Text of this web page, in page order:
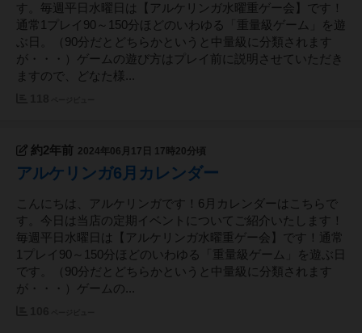
す。毎週平日水曜日は【アルケリンガ水曜重ゲー会】です！
通常1プレイ90～150分ほどのいわゆる「重量級ゲーム」を遊
ぶ日。（90分だとどちらかというと中量級に分類されます
が・・・）ゲームの遊び方はプレイ前に説明させていただき
ますので、どなた様...
約2年前 2024年06月17日 17時20分頃
アルケリンガ6月カレンダー
こんにちは、アルケリンガです！6月カレンダーはこちらで
す。今日は当店の定期イベントについてご紹介いたします！
毎週平日水曜日は【アルケリンガ水曜重ゲー会】です！通常
1プレイ90～150分ほどのいわゆる「重量級ゲーム」を遊ぶ日
です。（90分だとどちらかというと中量級に分類されます
が・・・）ゲームの...